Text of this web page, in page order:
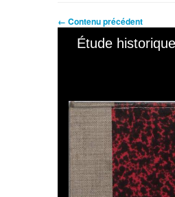
← Contenu précédent